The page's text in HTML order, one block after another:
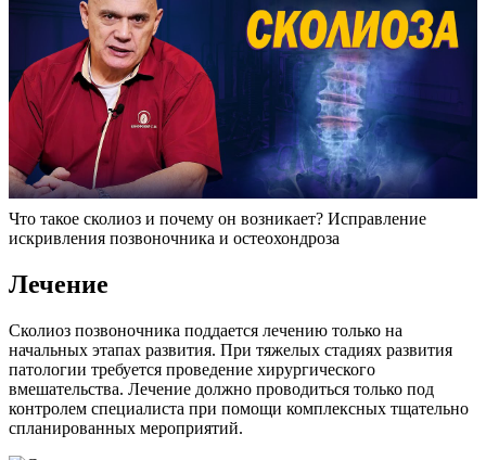
Что такое сколиоз и почему он возникает? Исправление
искривления позвоночника и остеохондроза
Лечение
Сколиоз позвоночника поддается лечению только на
начальных этапах развития. При тяжелых стадиях развития
патологии требуется проведение хирургического
вмешательства. Лечение должно проводиться только под
контролем специалиста при помощи комплексных тщательно
спланированных мероприятий.